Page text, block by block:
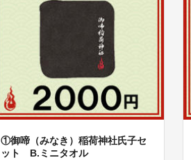
①御啼（みなき）稲荷神社氏子セ
ット B.ミニタオル